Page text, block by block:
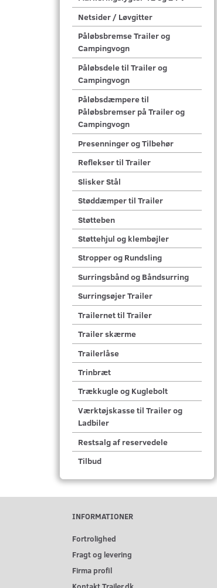
Netsider / Løvgitter
Påløbsbremse Trailer og
Campingvogn
Påløbsdele til Trailer og
Campingvogn
Påløbsdæmpere til
Påløbsbremser på Trailer og
Campingvogn
Presenninger og Tilbehør
Reflekser til Trailer
Slisker Stål
Støddæmper til Trailer
Støtteben
Støttehjul og klembøjler
Stropper og Rundsling
Surringsbånd og Båndsurring
Surringsøjer Trailer
Trailernet til Trailer
Trailer skærme
Trailerlåse
Trinbræt
Trækkugle og Kuglebolt
Værktøjskasse til Trailer og
Ladbiler
Restsalg af reservedele
Tilbud
INFORMATIONER
Fortrolighed
Fragt og levering
Firma profil